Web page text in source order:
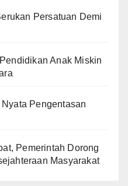
Persatuan Demi
Anak Miskin
Pengentasan
Pemerintah Dorong
Masyarakat